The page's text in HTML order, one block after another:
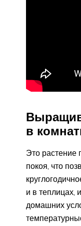
в
Это растение
покоя, что
и в теплицах,
домашних